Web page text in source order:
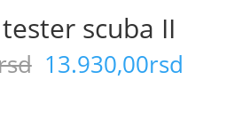
scuba II
Originalna
cena
13.930,00rsd